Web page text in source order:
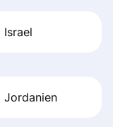
Israel
Jordanien